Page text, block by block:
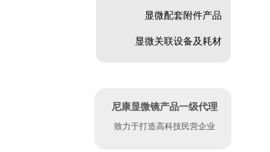
显微配套附件产品
显微关联设备及耗材
尼康显微镜产品一级代理
致力于打造高科技民营企业